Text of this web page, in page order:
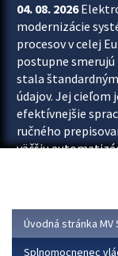
04. 08. 2026
modernizácie
procesov v celej
postupne
stala
údajov. Jej cieľom
efektívnejšie
ručného
väčšiu
fakturácia preto
Úvodná stránka MV
Splnomocnenec